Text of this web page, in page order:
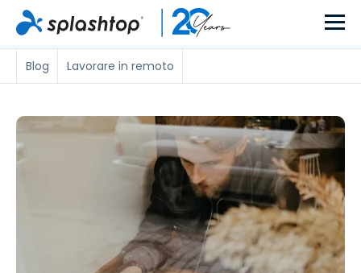
Blog Lavorare in remoto